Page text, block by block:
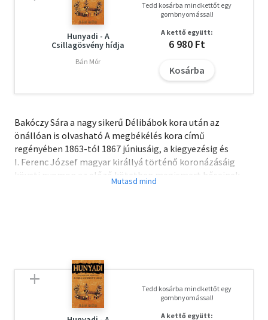
Hunyadi - A
Csillagösvény hídja
Bán Mór
Tedd kosárba mindkettőt egy
gombnyomással!
A kettő együtt:
6 980 Ft
Kosárba
Bakóczy Sára a nagy sikerű Délibábok kora után az
önállóan is olvasható A megbékélés kora című
regényében 1863-tól 1867 júniusáig, a kiegyezésig és
I. Ferenc József magyar királlyá történő koronázásáig
követi nyomon az előző kötetben megismert hőseinek,
rejlő lehetőségeket, és arra kéri Idát – aki számára még
mindig nem közömbös a gróf –, hogy támogassa a magyar
ügyet.Miközben a Hofburg intrikáival és
magyarellenességével küzdő Ida őszinte barátságot köt a
Tedd kosárba mindkettőt egy
gombnyomással!
A kettő együtt: